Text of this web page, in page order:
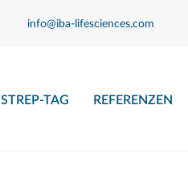
info@iba-lifesciences.com
STREP-TAG REFERENZEN